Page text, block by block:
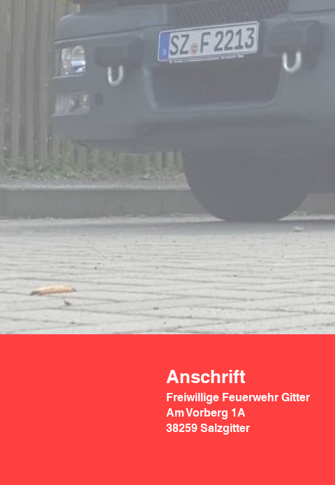
Anschrift
Freiwillige Feuerwehr Gitter
Am Vorberg 1A
38259 Salzgitter